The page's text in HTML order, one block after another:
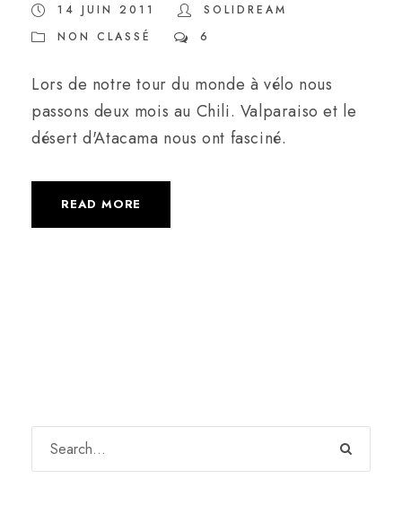
14 JUIN 2011
SOLIDREAM
NON CLASSÉ
6
Lors de notre tour du monde à vélo nous
passons deux mois au Chili. Valparaiso et le
désert d'Atacama nous ont fasciné.
READ MORE